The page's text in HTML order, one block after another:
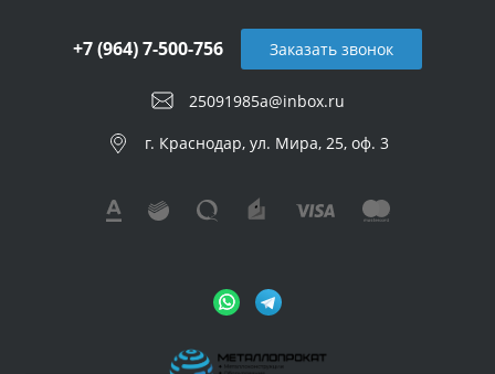
25091985a@inbox.ru
+7 (964) 7-500-756
г. Краснодар, ул. Мира, 25, оф. 3
Заказать звонок